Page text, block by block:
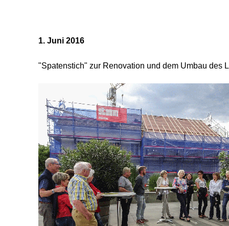
1. Juni 2016
"Spatenstich" zur Renovation und dem Umbau des